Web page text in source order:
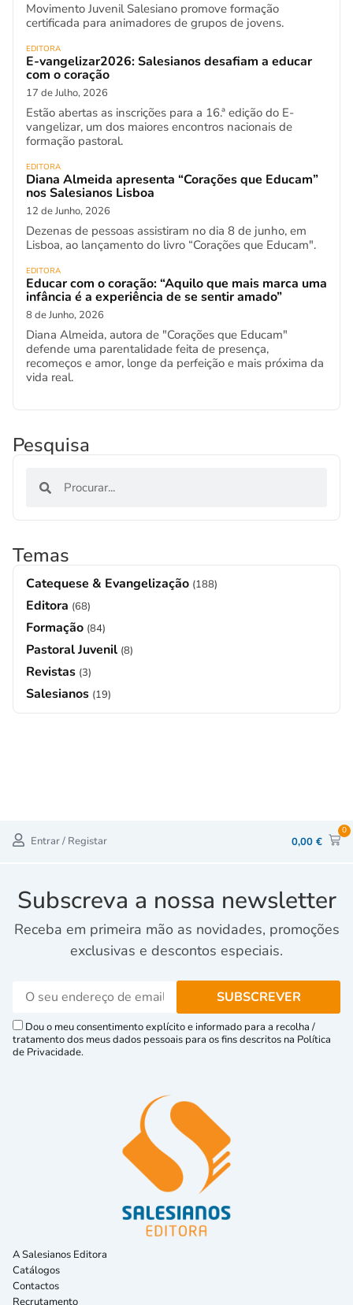
Movimento Juvenil Salesiano promove formação
certificada para animadores de grupos de jovens.
EDITORA
E-vangelizar2026: Salesianos desafiam a educar
com o coração
17 de Julho, 2026
Estão abertas as inscrições para a 16.ª edição do E-
vangelizar, um dos maiores encontros nacionais de
formação pastoral.
EDITORA
Diana Almeida apresenta “Corações que Educam”
nos Salesianos Lisboa
12 de Junho, 2026
Dezenas de pessoas assistiram no dia 8 de junho, em
Lisboa, ao lançamento do livro “Corações que Educam".
EDITORA
Educar com o coração: “Aquilo que mais marca uma
infância é a experiência de se sentir amado”
8 de Junho, 2026
Diana Almeida, autora de "Corações que Educam"
defende uma parentalidade feita de presença,
recomeços e amor, longe da perfeição e mais próxima da
vida real.
Pesquisa
Temas
Catequese & Evangelização (188)
Editora (68)
Formação (84)
Pastoral Juvenil (8)
Revistas (3)
Salesianos (19)
Entrar / Registar 0,00 €
0
Subscreva a nossa newsletter
Receba em primeira mão as novidades, promoções
exclusivas e descontos especiais.
Dou o meu consentimento explícito e informado para a recolha /
tratamento dos meus dados pessoais para os fins descritos na Política
de Privacidade.
A Salesianos Editora
Catálogos
Contactos
Recrutamento